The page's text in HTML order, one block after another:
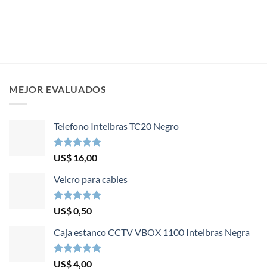
MEJOR EVALUADOS
Telefono Intelbras TC20 Negro
Valorado en
5.00
de 5
US$ 16,00
Velcro para cables
Valorado en
5.00
de 5
US$0,50
Caja estanco CCTV VBOX 1100 Intelbras Negra
Valorado en
5.00
de 5
US$4,00